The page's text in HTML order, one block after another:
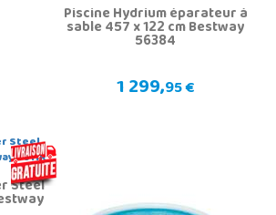
Piscine Hydrium éparateur à
sable 457 x 122 cm Bestway
56384
1 299,95 €
Steel